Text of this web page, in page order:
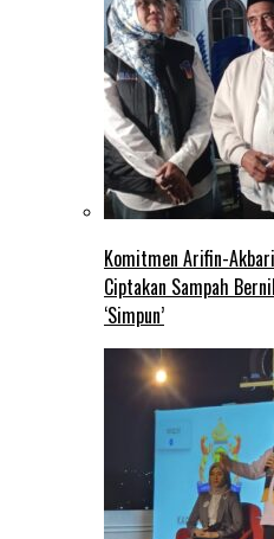
Komitmen Arifin-
Ciptakan Sampah
‘Simpun’